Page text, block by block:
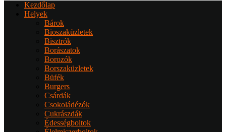
Kezdőlap
Helyek
Bárok
Bioszaküzletek
Bisztrók
Borászatok
Borozók
Borszaküzletek
Büfék
Burgers
Csárdák
Csokoládézók
Cukrászdák
Édességboltok